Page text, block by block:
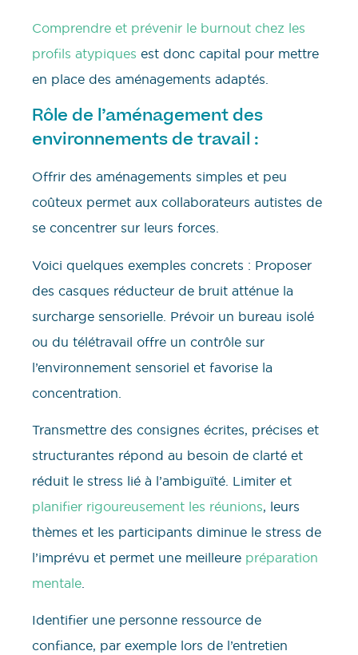
Comprendre et prévenir le burnout chez les
profils atypiques est donc capital pour mettre
en place des aménagements adaptés.
Rôle de l’aménagement des
environnements de travail :
Offrir des aménagements simples et peu
coûteux permet aux collaborateurs autistes de
se concentrer sur leurs forces.
Voici quelques exemples concrets : Proposer
des casques réducteur de bruit atténue la
surcharge sensorielle. Prévoir un bureau isolé
ou du télétravail offre un contrôle sur
l’environnement sensoriel et favorise la
concentration.
Transmettre des consignes écrites, précises et
structurantes répond au besoin de clarté et
réduit le stress lié à l’ambiguïté. Limiter et
planifier rigoureusement les réunions, leurs
thèmes et les participants diminue le stress de
l’imprévu et permet une meilleure préparation
mentale
Identifier une personne ressource de
confiance, par exemple lors de l’entretien